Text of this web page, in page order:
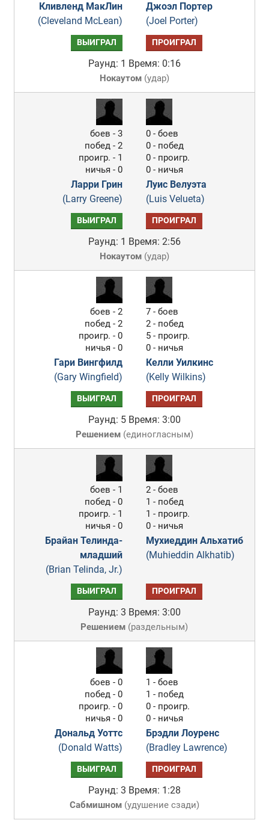
Кливленд МакЛин
(Cleveland McLean)
Джоэл Портер
(Joel Porter)
ВЫИГРАЛ ПРОИГРАЛ
Раунд: 1 Время: 0:16
Нокаутом(удар)
боев - 3
побед - 2
проигр. - 1
ничья - 0
Ларри Грин
(Larry Greene)
0 - боев
0 - побед
0 - проигр.
0 - ничья
Луис Велуэта
(Luis Velueta)
ВЫИГРАЛ ПРОИГРАЛ
Раунд: 1 Время: 2:56
Нокаутом(удар)
боев - 2
побед - 2
проигр. - 0
ничья - 0
Гари Вингфилд
(Gary Wingfield)
7 - боев
2 - побед
5 - проигр.
0 - ничья
Келли Уилкинс
(Kelly Wilkins)
ВЫИГРАЛ ПРОИГРАЛ
Раунд: 5 Время: 3:00
Решением(единогласным)
боев - 1
побед - 0
проигр. - 1
ничья - 0
Брайан Телинда-
младший
(Brian Telinda, Jr.)
2 - боев
1 - побед
1 - проигр.
0 - ничья
Мухиеддин Альхатиб
(Muhieddin Alkhatib)
ВЫИГРАЛ ПРОИГРАЛ
Раунд: 3 Время: 3:00
Решением (раздельным)
боев - 0
побед - 0
проигр. - 0
ничья - 0
Дональд Уоттс
(Donald Watts)
1 - боев
1 - побед
0 - проигр.
0 - ничья
Брэдли Лоуренс
(Bradley Lawrence)
ВЫИГРАЛ ПРОИГРАЛ
Раунд: 3 Время: 1:28
Сабмишном(удушение сзади)